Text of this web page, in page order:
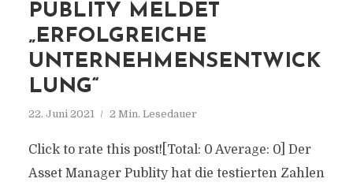
PUBLITY MELDET
„ERFOLGREICHE
UNTERNEHMENSENTWICK
LUNG“
22. Juni 2021 2 Min. Lesedauer
Click to rate this post![Total: 0 Average: 0] Der
Asset Manager Publity hat die testierten Zahlen